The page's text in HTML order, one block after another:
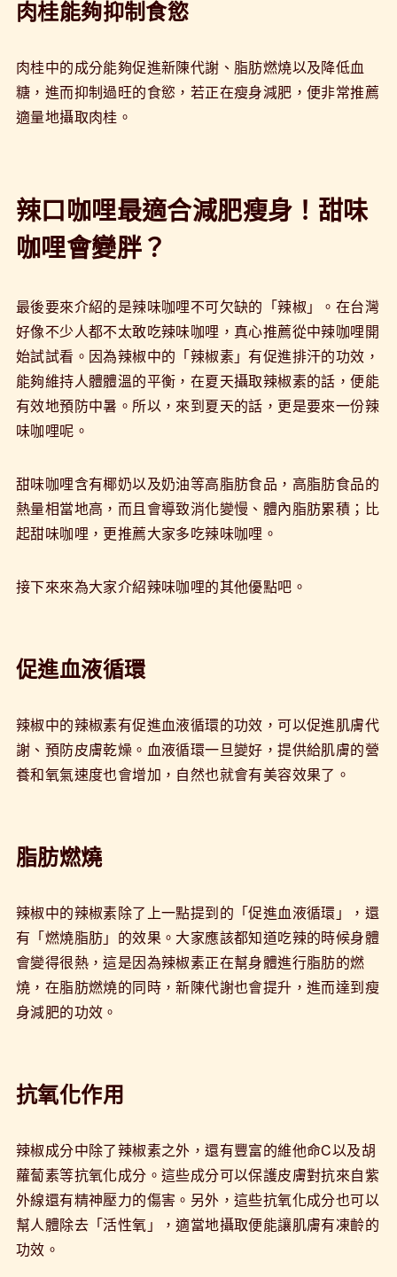
肉桂能夠抑制食慾
肉桂中的成分能夠促進新陳代謝、脂肪燃燒以及降低血
糖，進而抑制過旺的食慾，若正在瘦身減肥，便非常推薦
適量地攝取肉桂。
辣口咖哩最適合減肥瘦身！甜味
咖哩會變胖？
最後要來介紹的是辣味咖哩不可欠缺的「辣椒」。在台灣
好像不少人都不太敢吃辣味咖哩，真心推薦從中辣咖哩開
始試試看。因為辣椒中的「辣椒素」有促進排汗的功效，
能夠維持人體體溫的平衡，在夏天攝取辣椒素的話，便能
有效地預防中暑。所以，來到夏天的話，更是要來一份辣
味咖哩呢。
甜味咖哩含有椰奶以及奶油等高脂肪食品，高脂肪食品的
熱量相當地高，而且會導致消化變慢、體內脂肪累積；比
起甜味咖哩，更推薦大家多吃辣味咖哩。
接下來來為大家介紹辣味咖哩的其他優點吧。
促進血液循環
辣椒中的辣椒素有促進血液循環的功效，可以促進肌膚代
謝、預防皮膚乾燥。血液循環一旦變好，提供給肌膚的營
養和氧氣速度也會增加，自然也就會有美容效果了。
脂肪燃燒
辣椒中的辣椒素除了上一點提到的「促進血液循環」，還
有「燃燒脂肪」的效果。大家應該都知道吃辣的時候身體
會變得很熱，這是因為辣椒素正在幫身體進行脂肪的燃
燒，在脂肪燃燒的同時，新陳代謝也會提升，進而達到瘦
身減肥的功效。
抗氧化作用
辣椒成分中除了辣椒素之外，還有豐富的維他命C以及胡
蘿蔔素等抗氧化成分。這些成分可以保護皮膚對抗來自紫
外線還有精神壓力的傷害。另外，這些抗氧化成分也可以
幫人體除去「活性氧」，適當地攝取便能讓肌膚有凍齡的
功效。